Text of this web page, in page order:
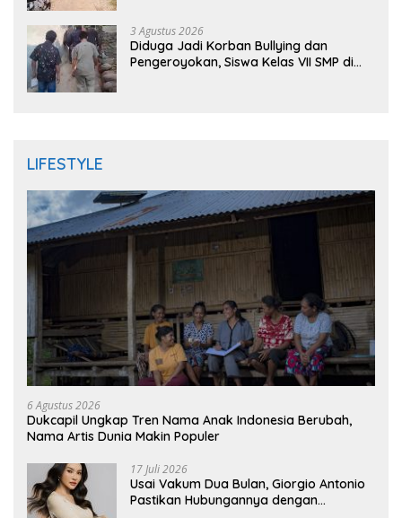
3 Agustus 2026
Diduga Jadi Korban Bullying dan
Pengeroyokan, Siswa Kelas VII SMP di
LIFESTYLE
6 Agustus 2026
Dukcapil Ungkap Tren Nama Anak Indonesia Berubah,
Nama Artis Dunia Makin Populer
17 Juli 2026
Usai Vakum Dua Bulan, Giorgio Antonio
Pastikan Hubungannya dengan